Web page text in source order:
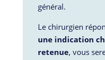
général.
Le chirurgien
une indication
retenue, vous